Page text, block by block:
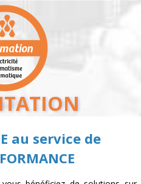
CONSEIL
au service de